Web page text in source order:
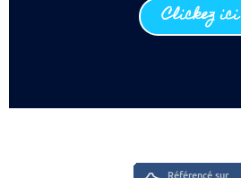
Clickez ici